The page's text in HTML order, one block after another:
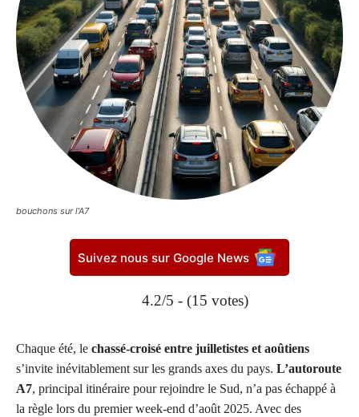
bouchons sur l’A7
Suivez nous sur Google News
4.2/5 - (15 votes)
Chaque été, le chassé-croisé entre juilletistes et aoûtiens
s’invite inévitablement sur les grands axes du pays. L’autoroute
A7, principal itinéraire pour rejoindre le Sud, n’a pas échappé à
la règle lors du premier week-end d’août 2025. Avec des